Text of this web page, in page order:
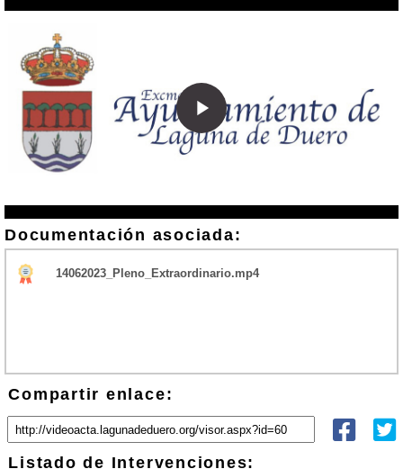
Play
Documentación asociada:
14062023_Pleno_Extraordinario.mp4
Compartir enlace:
Listado de Intervenciones: